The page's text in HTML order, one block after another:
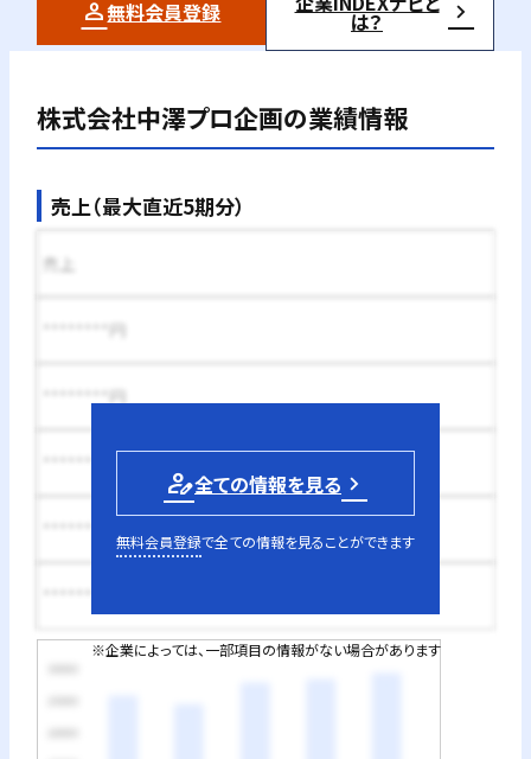
無料会員登録 は？
株式会社中澤プロ企画の業績情報
売上（最大直近5期分）
売上
********円
********円
********円
person_edit全ての情報を見る
無料会員登録で全ての情報を見ることができます
※企業によっては、一部項目の情報がない場合があります